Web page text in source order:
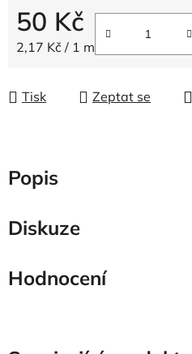
50 Kč
Měrná cena:
2,17 Kč / 1 m
Tisk Zeptat se
Popis
Diskuze
Hodnocení